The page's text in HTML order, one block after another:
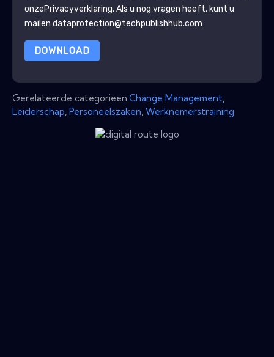
onzePrivacyverklaring. Als u nog vragen heeft, kunt u
mailen dataprotection@techpublishhub.com
DOWNLOAD
Gerelateerde categorieën:Change Management
Leiderschap Personeelszaken Werknemerstraining